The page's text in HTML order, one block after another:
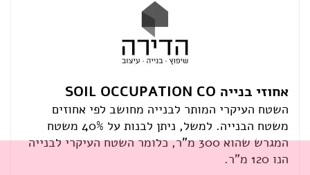
אחוזי בנייה SOIL OCCUPATION CO
השטח העיקרי המותר לבנייה מחושב לפי אחוזים
משטח הבנייה. למשל, ניתן לבנות על 40% משטח
המגרש שהוא 300 מ"ר, כלומר השטח העיקרי לבנייה
הנו 120 מ"ר.